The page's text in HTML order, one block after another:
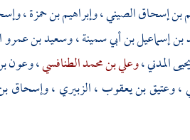
بن إسحاق الصيني،وإبراهيم بن حمزة،
إسماعيل بن أبي سمينة،وسعيد بن عمرو
المدني،وعلي بن محمد الطنافسي،وعون
،وعتيق بن يعقوب،الزبيري،وإسحاق